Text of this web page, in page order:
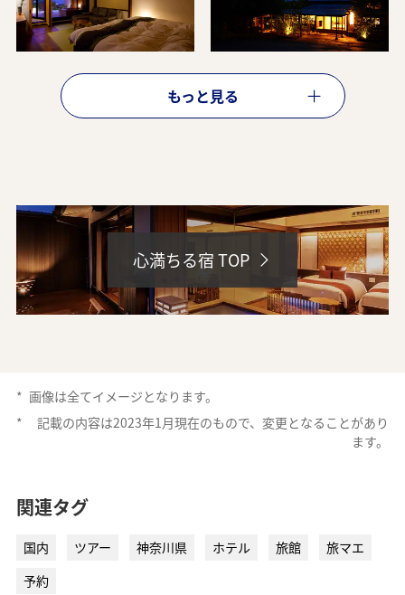
ANAトラベラーズ厳選 箱根 ANAトラベラーズ厳選 湯河原
ANAトラベラーズ厳選 熱海 ANAトラベラーズ厳選 伊豆
北関東エリア
ANAトラベラーズ厳選 日光
もっと見る
心満ちる宿 TOP
* 画像は全てイメージとなります。
*
記載の内容は2023年1月現在のもので、変更となることがあり
ます。
関連タグ
国内 ツアー 神奈川県 ホテル 旅館
旅マエ
予約